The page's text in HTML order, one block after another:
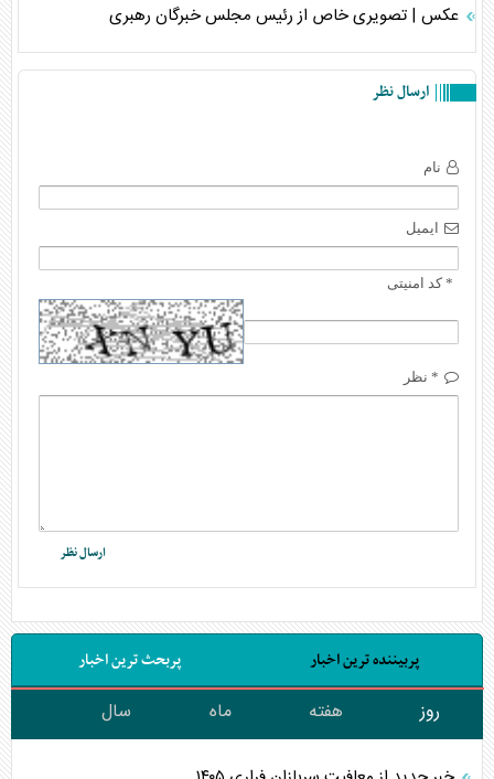
عکس | تصویری خاص از رئیس مجلس خبرگان رهبری
ارسال نظر
نام
ایمیل
* کد امنیتی
* نظر
پربیننده ترین اخبار پربحث ترین اخبار
روز هفته ماه سال